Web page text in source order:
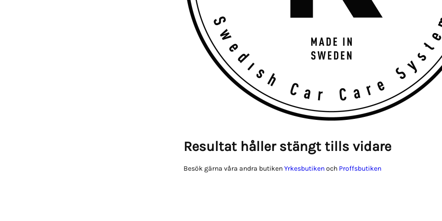
Resultat håller stängt tills vidare
Besök gärna våra andra butikenYrkesbutikenoch Proffsbutiken